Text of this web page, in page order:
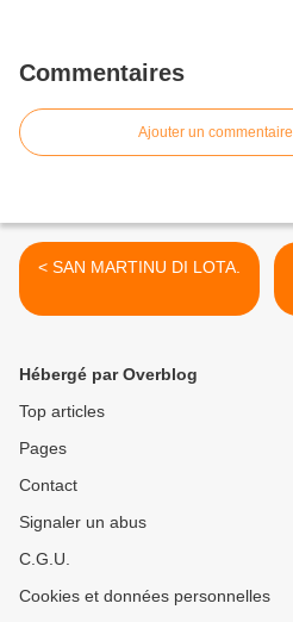
Commentaires
Ajouter un commentaire
< SAN MARTINU DI LOTA.
Hébergé par Overblog
Top articles
Pages
Contact
Signaler un abus
C.G.U.
Cookies et données personnelles